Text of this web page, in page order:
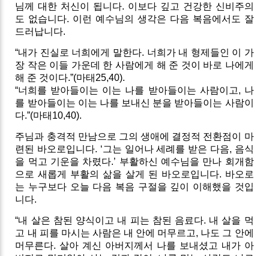
님께 대한 처신이 됩니다. 이보다 깊고 건강한 신비주의
도 없습니다. 이런 예수님의 생각은 다음 복음에서도 잘
드러납니다.
“내가 진실로 너희에게 말한다. 너희가 내 형제들인 이 가
장 작은 이들 가운데 한 사람에게 해 준 것이 바로 나에게
해 준 것이다.”(마태25,40).
“너희를 받아들이는 이는 나를 받아들이는 사람이고, 나
를 받아들이는 이는 나를 보내신 분을 받아들이는 사람이
다.”(마태10,40).
주님과 충격적 만남으로 그의 생애에 결정적 전환점이 마
련된 바오로입니다. ‘그는 일어나 세례를 받은 다음, 음식
을 먹고 기운을 차렸다.’ 부활하신 예수님을 만나 회개함
으로 새롭게 부활의 삶을 살게 된 바오로입니다. 바오로
는 누구보다 오늘 다음 복음 구절을 깊이 이해했을 것입
니다.
“내 살은 참된 양식이고 내 피는 참된 음료다. 내 살을 먹
고 내 피를 마시는 사람은 내 안에 머무르고, 나도 그 안에
머무른다. 살아 계신 아버지께서 나를 보내셨고 내가 아